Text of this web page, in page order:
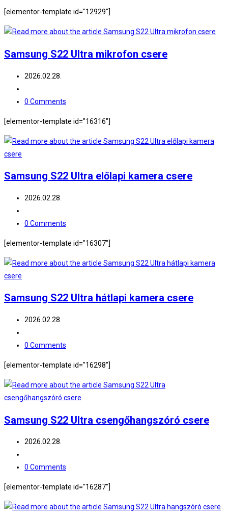
[elementor-template id="12929"]
Samsung S22 Ultra mikrofon csere
Post
2026.02.28.
category:
Post
0 Comments
[elementor-template id="16316"]
Samsung S22 Ultra előlapi kamera csere
Post
2026.02.28.
category:
Post
0 Comments
[elementor-template id="16307"]
Samsung S22 Ultra hátlapi kamera csere
Post
2026.02.28.
category:
Post
0 Comments
[elementor-template id="16298"]
Samsung S22 Ultra csengőhangszóró csere
Post
2026.02.28.
category:
Post
0 Comments
[elementor-template id="16287"]